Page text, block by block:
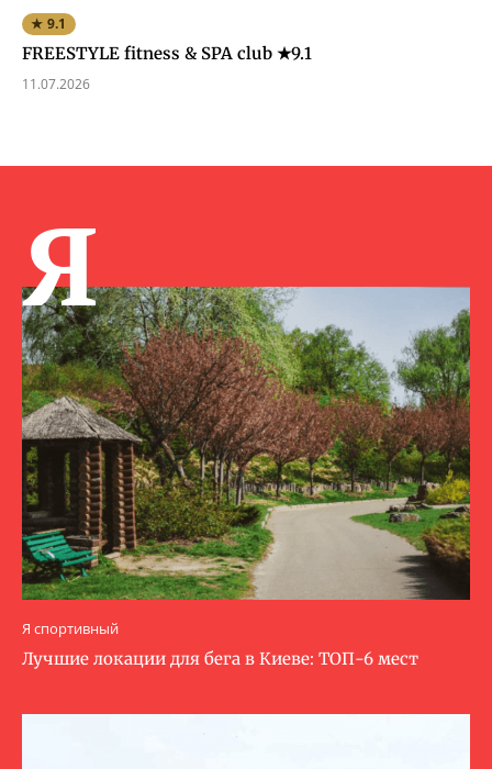
★ 9.1
FREESTYLE fitness & SPA club ★9.1
11.07.2026
Я
Я спортивный
Лучшие локации для бега в Киеве: ТОП-6 мест